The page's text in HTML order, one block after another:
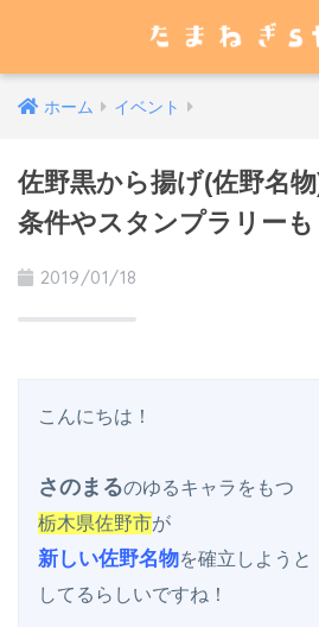
ホーム イベント
佐野黒から揚げ(佐野名
条件やスタンプラリーも
2019/01/18
こんにちは！
さのまる
栃木県佐野市
新しい佐野名物を確立しようと
してるらしいですね！